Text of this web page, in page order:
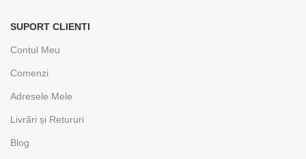
SUPORT CLIENTI
Contul Meu
Comenzi
Adresele Mele
Livrări și Retururi
Blog